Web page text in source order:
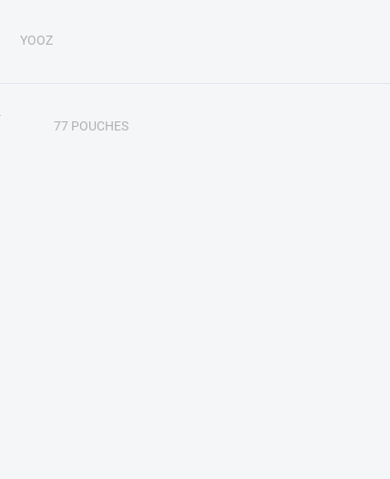
YOOZ
77 POUCHES